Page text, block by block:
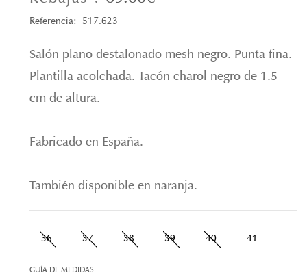
Referencia: 517.623
Salón plano destalonado mesh negro. Punta fina.
Plantilla acolchada. Tacón charol negro de 1.5
cm de altura.
Fabricado en España.
También disponible en naranja.
36 37 38 39 40 41
GUÍA DE MEDIDAS